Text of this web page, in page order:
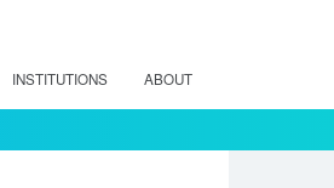
INSTITUTIONS ABOUT